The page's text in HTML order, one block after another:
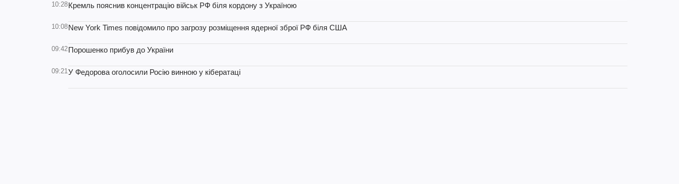
10:28Кремль пояснив концентрацію військ РФ біля кордону з Україною
10:08New York Times повідомило про загрозу розміщення ядерної зброї РФ біля США
09:42Порошенко прибув до України
09:21У Федорова оголосили Росію винною у кібератаці